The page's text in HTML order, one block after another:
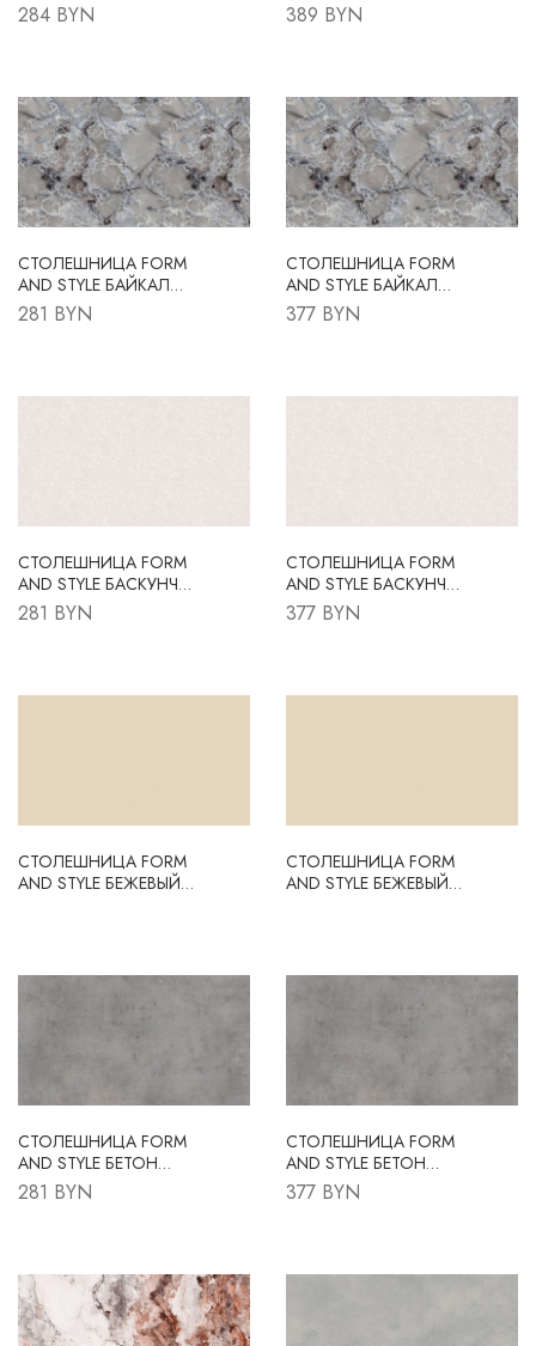
FS011 S2 3050X600X38
R3
284 BYN
FS011 S2 4200X600X38
R3
389 BYN
СТОЛЕШНИЦА FORM
AND STYLE БАЙКАЛ
FS150 B6
3050X600X38 R3
281 BYN
СТОЛЕШНИЦА FORM
AND STYLE БАЙКАЛ
FS150 B6
4200X600X38 R3
377 BYN
СТОЛЕШНИЦА FORM
AND STYLE БАСКУНЧАК
FS040 S1
3050X600X38 R3
281 BYN
СТОЛЕШНИЦА FORM
AND STYLE БАСКУНЧАК
FS040 S1
4200X600X38 R3
377 BYN
СТОЛЕШНИЦА FORM
AND STYLE БЕЖЕВЫЙ
СТОЛЕШНИЦА FORM
AND STYLE БЕЖЕВЫЙ
СТОЛЕШНИЦА FORM
AND STYLE БЕТОН
СЕРЫЙ (АНАЛОГ
EGGER F186 БЕТОН
3050X600X38 R3
281 BYN
СТОЛЕШНИЦА FORM
AND STYLE БЕТОН
СЕРЫЙ (АНАЛОГ
EGGER F186 БЕТОН
4200X600X38 R3
377 BYN